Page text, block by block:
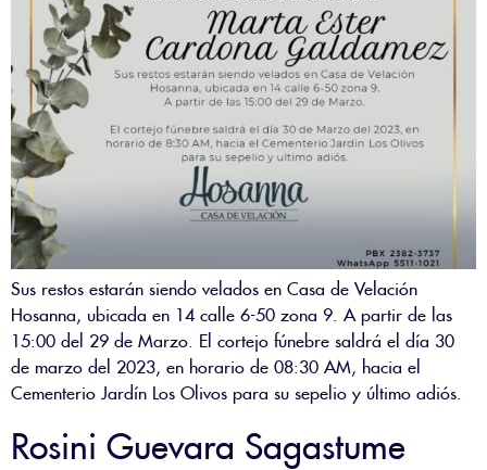
Sus restos estarán siendo velados en Casa de Velación
Hosanna, ubicada en 14 calle 6-50 zona 9. A partir de las
15:00 del 29 de Marzo. El cortejo fúnebre saldrá el día 30
de marzo del 2023, en horario de 08:30 AM, hacia el
Cementerio Jardín Los Olivos para su sepelio y último adiós.
Rosini Guevara Sagastume